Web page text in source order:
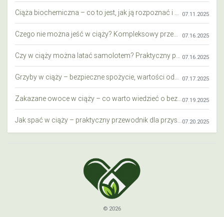
07.11.2025
07.16.2025
07.16.2025
07.17.2025
07.19.2025
07.20.2025
© 2026